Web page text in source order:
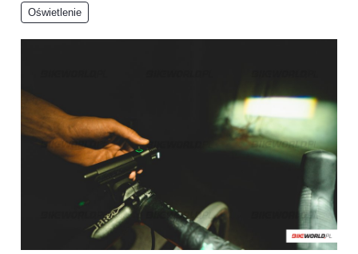
Oświetlenie